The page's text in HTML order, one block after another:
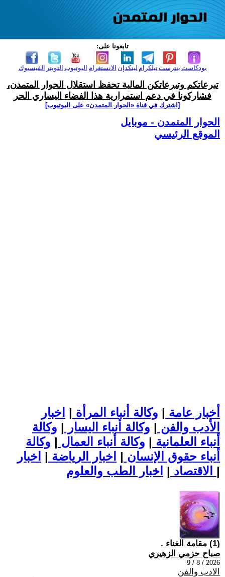
تابعونا على:
الفيسبوك التويتر اليوتيوب الانستغرام لينكدإن تيلكرامبنترست بودكاست
تبرعاتكم وتبرعاتكن المالية تحفظ استقلال الحوار المتمدن،
فشاركونا في دعم استمرارية هذا الفضاء اليساري الحر
[اشترك في قناة ‫«الحوار المتمدن» على اليوتيوب]
الحوار المتمدن - موبايل
الموقع الرئيسي
أخبار عامة | وكالة أنباء المرأة | اخبار
الأدب والفن | وكالة أنباء اليسار | وكالة
أنباء العلمانية | وكالة أنباء العمال | وكالة
أنباء حقوق الإنسان | اخبار الرياضة | اخبار
الاقتصاد | |
(1) مقامة الغناء .
صباح حزمي الزهيري
2026 / 8 / 9
الادب والفن